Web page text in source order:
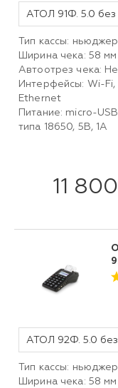
АТОЛ 91Ф. 5.0
Тип кассы: ньюджер
Ширина чека: 58 мм
Автоотрез чека:
Интерфейсы: Wi-Fi,
Ethernet
Питание: micro-
типа 18650, 5В, 1А
11
АТОЛ 92Ф. 5.0
Тип кассы: ньюджер
Ширина чека: 58 мм